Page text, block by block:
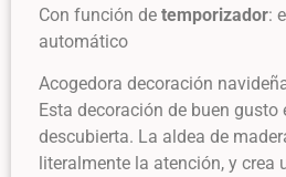
Con función de temporizador:
automático
Acogedora decoración
Esta decoración de buen gusto
descubierta. La aldea de
literalmente la atención, y crea